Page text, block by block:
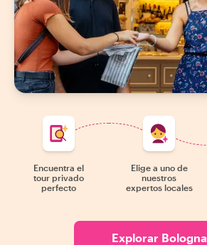
Encuentra el
tour privado
perfecto
Elige a uno de
nuestros
expertos locales
Explorar Bologna